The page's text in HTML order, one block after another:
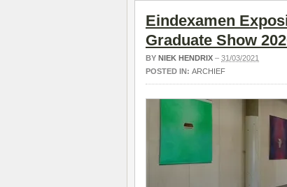
Eindexamen
Graduate Show
BY NIEK HENDRIX – 31/03/2021
POSTED IN: ARCHIEF